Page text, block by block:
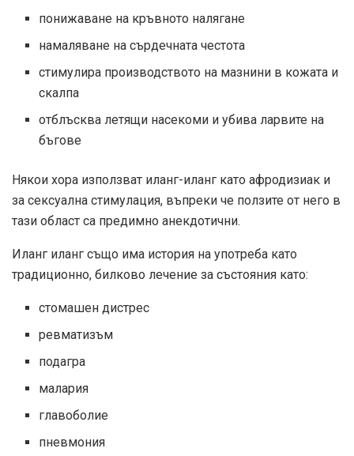
понижаване на кръвното налягане
намаляване на сърдечната честота
стимулира производството на мазнини в кожата и
скалпа
отблъсква летящи насекоми и убива ларвите на
бъгове
Някои хора използват иланг-иланг като афродизиак и
за сексуална стимулация, въпреки че ползите от него в
тази област са предимно анекдотични.
Иланг иланг също има история на употреба като
традиционно, билково лечение за състояния като:
стомашен дистрес
ревматизъм
подагра
малария
главоболие
пневмония